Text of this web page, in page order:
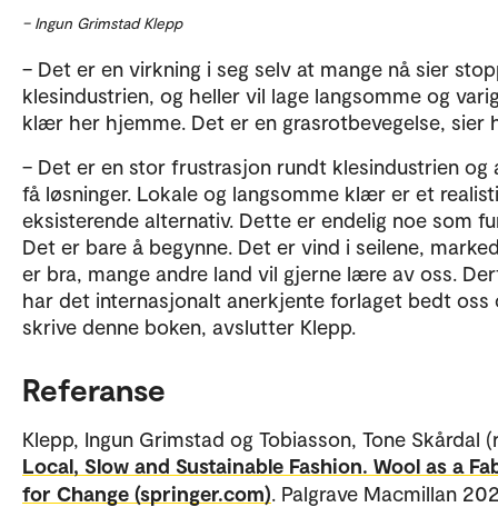
– Ingun Grimstad Klepp
– Det er en virkning i seg selv at mange nå sier
klesindustrien, og heller vil lage langsomme og
klær her hjemme. Det er en grasrotbevegelse, sier
– Det er en stor frustrasjon rundt klesindustrien og
få løsninger. Lokale og langsomme klær er et
eksisterende alternativ. Dette er endelig noe som
Det er bare å begynne. Det er vind i seilene,
er bra, mange andre land vil gjerne lære av oss.
har det internasjonalt anerkjente forlaget bedt oss
skrive denne boken, avslutter Klepp.
Referanse
Klepp, Ingun Grimstad og Tobiasson, Tone Skårdal
Local, Slow and Sustainable Fashion. Wool as a
for Change (springer.com) . Palgrave Macmillan